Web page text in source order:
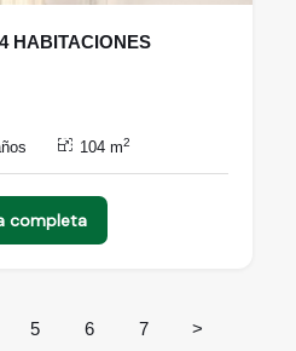
HABITACIONES
104 m2
completa
5 6 7 >